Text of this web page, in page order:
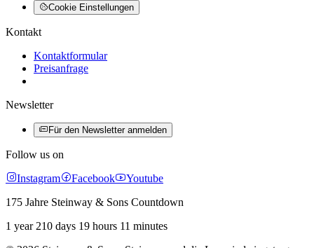
Cookie Einstellungen
Kontakt
Kontaktformular
Preisanfrage
Newsletter
Für den Newsletter anmelden
Follow us on
Instagram
Facebook
Youtube
175 Jahre Steinway & Sons Countdown
1 year 210 days 19 hours 11 minutes